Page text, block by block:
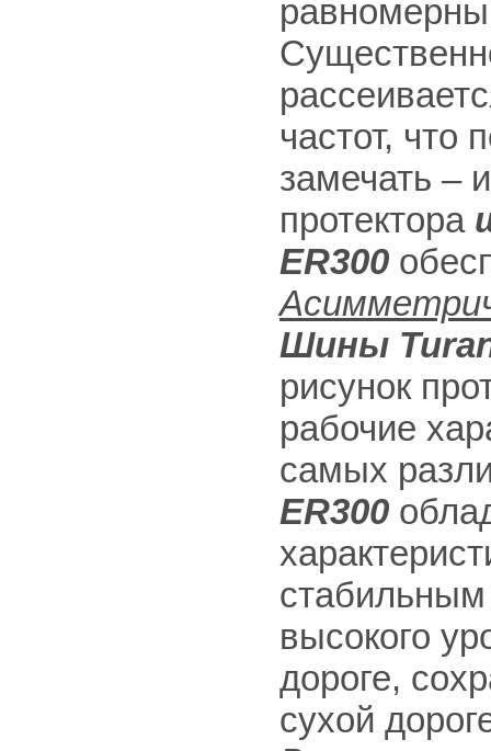
частот, что
замечать –
протектора
ER300
Шины
рисунок
рабочие
самых
ER300
высокого
дороге,
сухой